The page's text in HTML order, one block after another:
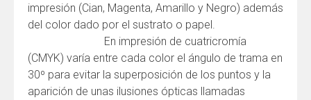
impresión (Cian, Magenta, Amarillo y Negro) además
del color dado por el sustrato o papel.
En impresión de cuatricromía
(CMYK) varía entre cada color el ángulo de trama en
30º para evitar la superposición de los puntos y la
aparición de unas ilusiones ópticas llamadas